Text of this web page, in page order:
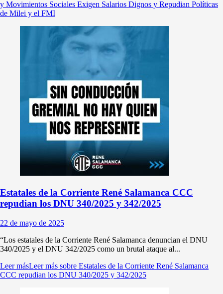
y Movimientos Sociales Exigen Salarios Dignos y Repudian Políticas
de Milei y el FMI
Estatales de la Corriente René Salamanca CCC
repudian los DNU 340/2025 y 342/2025
22 de mayo de 2025
“Los estatales de la Corriente René Salamanca denuncian el DNU
340/2025 y el DNU 342/2025 como un brutal ataque al...
Leer másLeer más sobre Estatales de la Corriente René Salamanca
CCC repudian los DNU 340/2025 y 342/2025